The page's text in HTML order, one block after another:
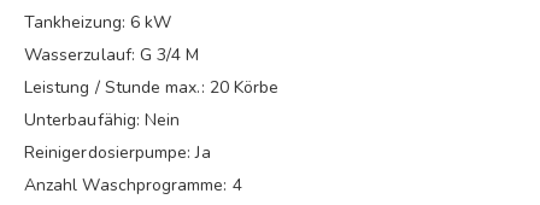
Tankheizung: 6 kW
Wasserzulauf: G 3/4 M
Leistung / Stunde max.: 20 Körbe
Unterbaufähig: Nein
Reinigerdosierpumpe: Ja
Anzahl Waschprogramme: 4